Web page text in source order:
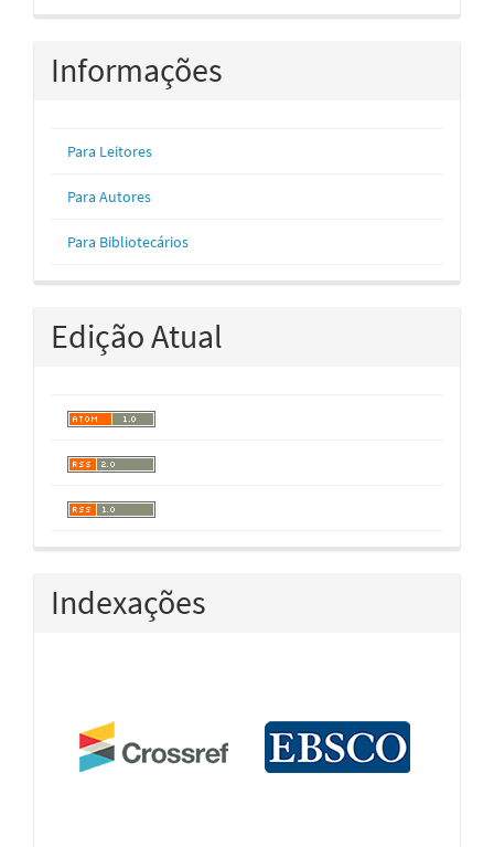
Informações
Para Leitores
Para Autores
Para Bibliotecários
Edição Atual
Indexações